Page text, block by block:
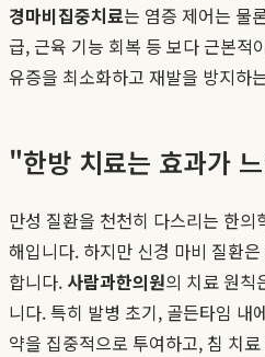
경마비집중치료는 염증 제어는 물
급, 근육 기능 회복 등 보다 근본적
유증을 최소화하고 재발을 방지하
"한방 치료는 효과가
만성 질환을 천천히 다스리는 한
해입니다. 하지만 신경 마비 질환
합니다. 사람과한의원의 치료 원칙
니다. 특히 발병 초기, 골든타임 내
약을 집중적으로 투여하고, 침 치